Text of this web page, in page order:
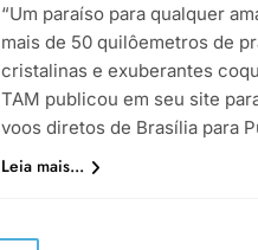
“Um paraíso para qualquer
mais de 50 quilôemetros de
cristalinas e exuberantes
TAM publicou em seu site
voos diretos de Brasília para
Leia mais...